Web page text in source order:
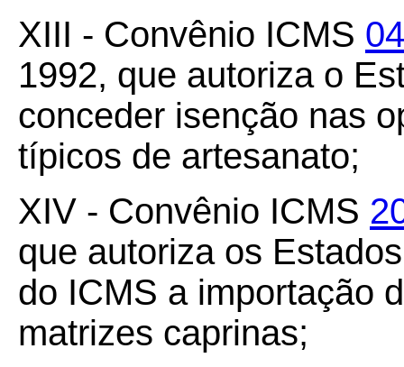
XIII - Convênio ICMS
1992, que autoriza o
conceder isenção nas
típicos de artesanato;
XIV - Convênio ICMS
que autoriza os
do ICMS a importação
matrizes caprinas;